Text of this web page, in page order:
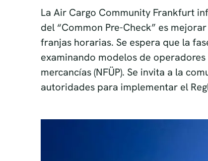
La Air Cargo Community Frankfurt
del “Common Pre-Check” es
franjas horarias. Se espera que la
examinando modelos de
mercancías (NFÜP). Se invita a la
autoridades para implementar el